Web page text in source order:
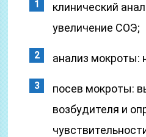
клинический
увеличение СОЭ;
анализ мокроты:
посев мокроты:
возбудителя и